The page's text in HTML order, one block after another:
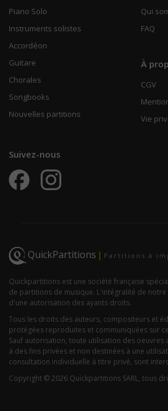
Piano Solo
Instruments solistes
Accordéon
Guitare
Chorales
Songbooks
Nouvelles partitions
Qui
FAQ
À
CGV
Vie
Suivez-nous
QuickPartitions | Partitions à
Quickpartitions est une société française
de partitions de musique. L'intégralité de
d'une autorisation des ayants droits.
Tous les droits des auteurs, compositeurs et
protégées reproduites et communiquées sur
Sauf autorisation, toute utilisation des
à des fins privées et non destinées à une
consultation individuelle à titre privé, sont
Copyright © 2026 Quickpartitions SARL, tous